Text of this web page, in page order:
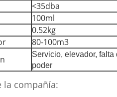
<35dba
100ml
0.52kg
80-100m3
Servicio, elevador, falta
poder
la compañía: